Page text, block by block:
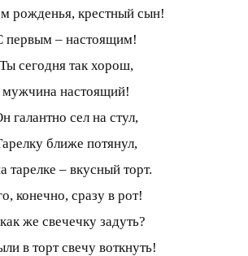
рожденья, крестный сын!
первым – настоящим!
Ты сегодня так хорош,
мужчина настоящий!
галантно сел на стул,
ближе потянул,
тарелке – вкусный торт.
конечно, сразу в рот!
же свечечку задуть?
в торт свечу воткнуть!